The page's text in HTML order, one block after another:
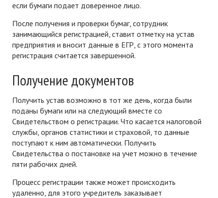
если бумаги подает доверенное лицо.
После получения и проверки бумаг, сотрудник
занимающийся регистрацией, ставит отметку на устав
предприятия и вносит данные в ЕГР, с этого момента
регистрация считается завершенной.
Получение документов
Получить устав возможно в тот же день, когда были
поданы бумаги или на следующий вместе со
Свидетельством о регистрации. Что касается налоговой
службы, органов статистики и страховой, то данные
поступают к ним автоматически. Получить
Свидетельства о постановке на учет можно в течение
пяти рабочих дней.
Процесс регистрации также может происходить
удаленно, для этого учредитель заказывает